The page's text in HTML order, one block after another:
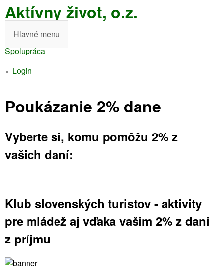
Skočiť
na
Aktívny život, o.z.
l
a
n
m
e
u
Hlavné menu
Nachádzate
tu
Spolupráca
Login
Poukázanie 2% dane
Vyberte si, komu pomôžu 2% z
vašich daní:
Klub slovenských turistov - aktivity
pre mládež aj vďaka vašim 2% z dani
z príjmu